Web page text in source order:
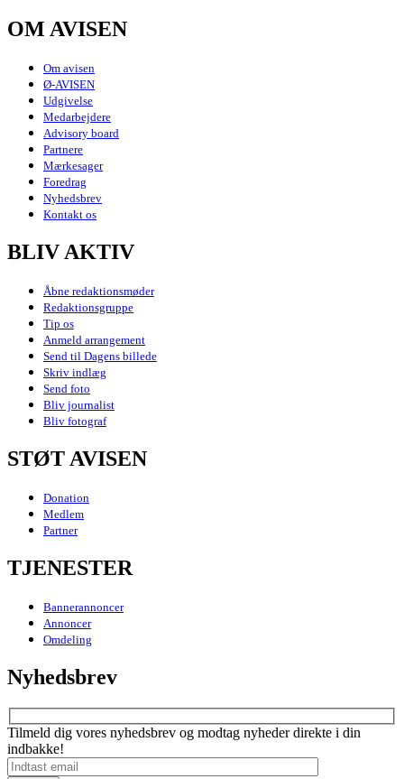
OM AVISEN
Om avisen
Ø-AVISEN
Udgivelse
Medarbejdere
Advisory board
Partnere
Mærkesager
Foredrag
Nyhedsbrev
Kontakt os
BLIV AKTIV
Åbne redaktionsmøder
Redaktionsgruppe
Tip os
Anmeld arrangement
Send til Dagens billede
Skriv indlæg
Send foto
Bliv journalist
Bliv fotograf
STØT AVISEN
Donation
Medlem
Partner
TJENESTER
Bannerannoncer
Annoncer
Omdeling
Nyhedsbrev
Tilmeld dig vores nyhedsbrev og modtag nyheder direkte i din
indbakke!